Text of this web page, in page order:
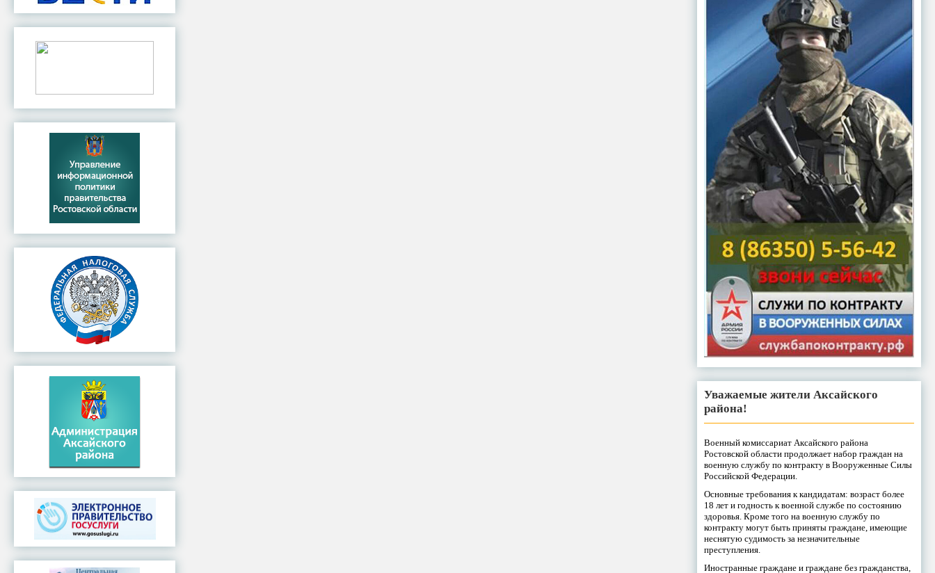
Уважаемые жители Аксайского
района!
Военный комиссариат Аксайского района
Ростовской области продолжает набор граждан на
военную службу по контракту в Вооруженные Силы
Российской Федерации.
Основные требования к кандидатам: возраст более
18 лет и годность к военной службе по состоянию
здоровья. Кроме того на военную службу по
контракту могут быть приняты граждане, имеющие
неснятую судимость за незначительные
преступления.
Иностранные граждане и граждане без гражданства,